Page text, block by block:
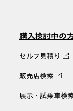
購入検討中の
セルフ見積り
販売店検索
展示・試乗車検